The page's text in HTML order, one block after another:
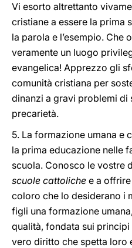
Vi esorto altrettanto
cristiane a essere la prima
la parola e l’esempio. Che
veramente un luogo
evangelica! Apprezzo gli
comunità cristiana per
dinanzi a gravi problemi di
precarietà.
5. La formazione umana e
la prima educazione nelle
scuola. Conosco le vostre
scuole cattoliche e a
coloro che lo desiderano i
figli una formazione
qualità, fondata sui
vero diritto che spetta loro